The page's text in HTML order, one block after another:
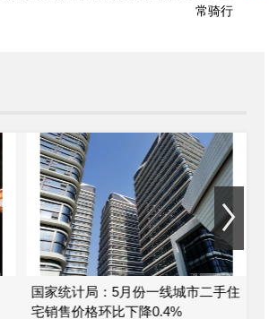
常骑行
国家统计局：5月份一线城市二手住
宅销售价格环比下降0.4%